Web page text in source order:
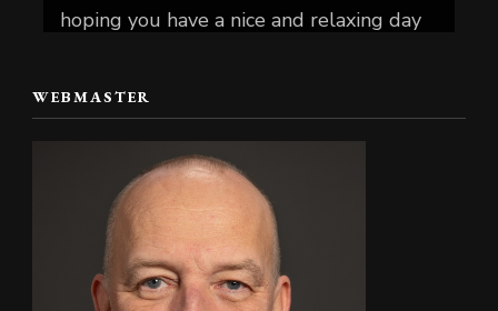
hoping you have a nice and relaxing day
📷 Christian Reiter
#skate4fun #skateboardingisfun
#skateboardingforeveryone
#Skateboardworkshop
Foto
Auf Facebook anzeigen Teilen
WEBMASTER